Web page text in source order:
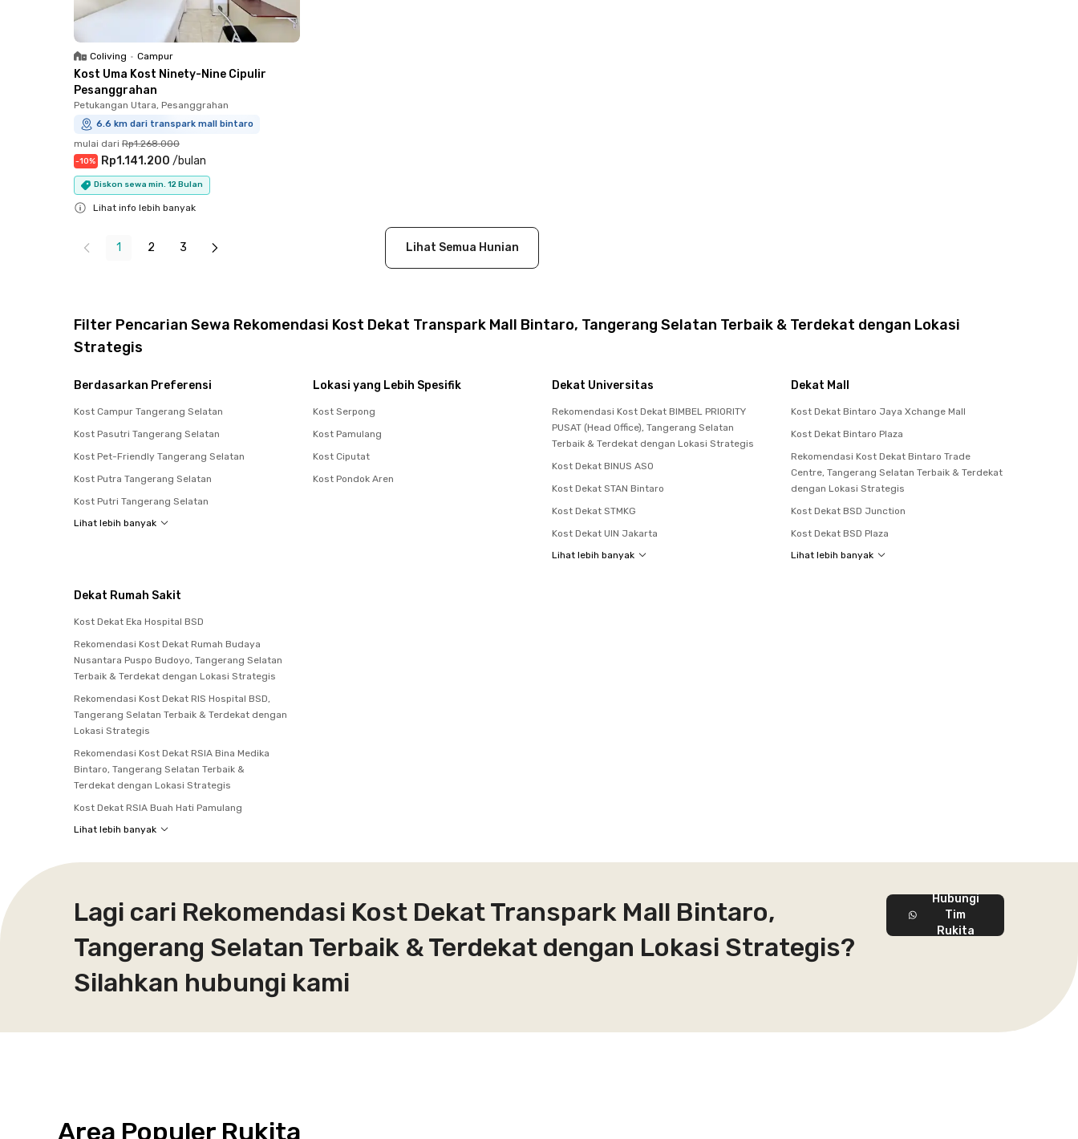
Coliving • Campur
Kost Uma Kost Ninety-Nine Cipulir
Pesanggrahan
Petukangan Utara, Pesanggrahan
6.6 km dari transpark mall bintaro
mulai dari Rp1.268.000
-10% Rp1.141.200 /bulan
Diskon sewa min. 12 Bulan
Lihat info lebih banyak
1 2 3 Lihat Semua Hunian
Filter Pencarian Sewa Rekomendasi Kost Dekat Transpark Mall Bintaro, Tangerang Selatan Terbaik & Terdekat dengan Lokasi
Strategis
Berdasarkan Preferensi
Kost Campur Tangerang Selatan
Kost Pasutri Tangerang Selatan
Kost Pet-Friendly Tangerang Selatan
Kost Putra Tangerang Selatan
Kost Putri Tangerang Selatan
Lihat lebih banyak
Lokasi yang Lebih Spesifik
Kost Serpong
Kost Pamulang
Kost Ciputat
Kost Pondok Aren
Dekat Universitas
Rekomendasi Kost Dekat BIMBEL PRIORITY
PUSAT (Head Office), Tangerang Selatan
Terbaik & Terdekat dengan Lokasi Strategis
Kost Dekat BINUS ASO
Kost Dekat STAN Bintaro
Kost Dekat STMKG
Kost Dekat UIN Jakarta
Lihat lebih banyak
Dekat Mall
Kost Dekat Bintaro Jaya Xchange Mall
Kost Dekat Bintaro Plaza
Rekomendasi Kost Dekat Bintaro Trade
Centre, Tangerang Selatan Terbaik & Terdekat
dengan Lokasi Strategis
Kost Dekat BSD Junction
Kost Dekat BSD Plaza
Lihat lebih banyak
Dekat Rumah Sakit
Kost Dekat Eka Hospital BSD
Rekomendasi Kost Dekat Rumah Budaya
Nusantara Puspo Budoyo, Tangerang Selatan
Terbaik & Terdekat dengan Lokasi Strategis
Rekomendasi Kost Dekat RIS Hospital BSD,
Tangerang Selatan Terbaik & Terdekat dengan
Lokasi Strategis
Rekomendasi Kost Dekat RSIA Bina Medika
Bintaro, Tangerang Selatan Terbaik &
Terdekat dengan Lokasi Strategis
Kost Dekat RSIA Buah Hati Pamulang
Lihat lebih banyak
Lagi cari Rekomendasi Kost Dekat Transpark Mall Bintaro,
Tangerang Selatan Terbaik & Terdekat dengan Lokasi Strategis?
Silahkan hubungi kami
Hubungi
Tim
Rukita
Area Populer Rukita